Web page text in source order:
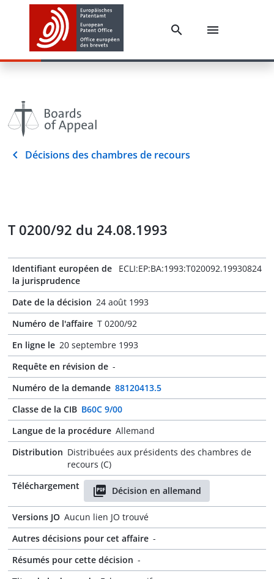
Décisions des chambres de recours
T 0200/92 du 24.08.1993
Identifiant européen de
la jurisprudence
ECLI:EP:BA:1993:T020092.19930824
Date de la décision 24 août 1993
Numéro de l'affaire T 0200/92
En ligne le 20 septembre 1993
Requête en révision de -
Numéro de la demande 88120413.5
Classe de la CIB B60C 9/00
Langue de la procédure Allemand
Distribution Distribuées aux présidents des chambres de
recours (C)
Téléchargement
Décision en allemand
Versions JO Aucun lien JO trouvé
Autres décisions pour cet affaire -
Résumés pour cette décision -